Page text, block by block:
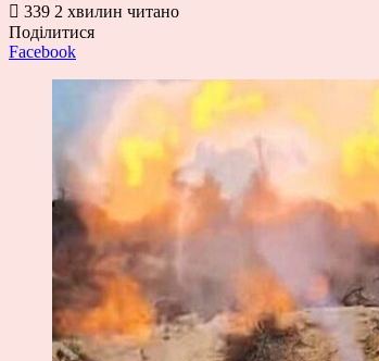
339 2 хвилин читано
Поділитися
Facebook